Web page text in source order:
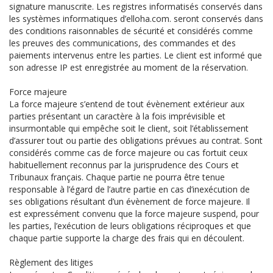
signature manuscrite. Les registres informatisés conservés dans
les systèmes informatiques d’elloha.com. seront conservés dans
des conditions raisonnables de sécurité et considérés comme
les preuves des communications, des commandes et des
paiements intervenus entre les parties. Le client est informé que
son adresse IP est enregistrée au moment de la réservation.
Force majeure
La force majeure s’entend de tout évènement extérieur aux
parties présentant un caractère à la fois imprévisible et
insurmontable qui empêche soit le client, soit l’établissement
d’assurer tout ou partie des obligations prévues au contrat. Sont
considérés comme cas de force majeure ou cas fortuit ceux
habituellement reconnus par la jurisprudence des Cours et
Tribunaux français. Chaque partie ne pourra être tenue
responsable à l’égard de l’autre partie en cas d’inexécution de
ses obligations résultant d’un évènement de force majeure. Il
est expressément convenu que la force majeure suspend, pour
les parties, l’exécution de leurs obligations réciproques et que
chaque partie supporte la charge des frais qui en découlent.
Règlement des litiges